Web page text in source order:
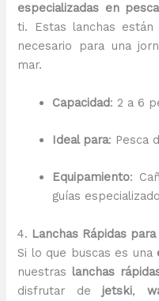
especializadas en
ti. Estas lanchas
necesario para una
mar.
Capacidad: 2 a 6
Ideal para: Pesca
Equipamiento:
guías
4. Lanchas Rápidas
Si lo que buscas es una
nuestras lanchas
disfrutar de jetski,